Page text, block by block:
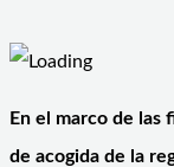
En el marco de las
de acogida de la